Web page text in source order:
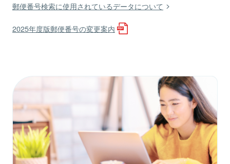
郵便番号検索に使用されているデータについて
2025年度版郵便番号の変更案内